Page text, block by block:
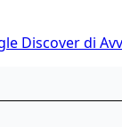
Discover di